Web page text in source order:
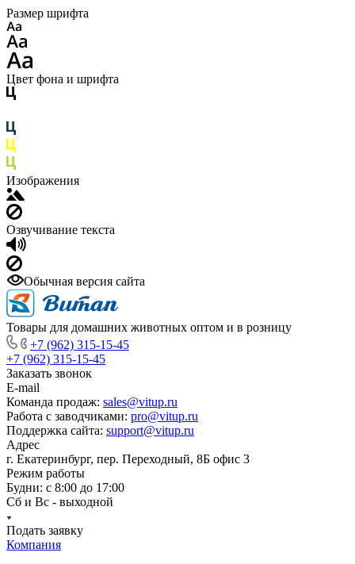
Размер шрифта
Цвет фона и шрифта
Изображения
Озвучивание текста
Обычная версия сайта
Товары для домашних животных оптом и в розницу
+7 (962) 315-15-45
+7 (962) 315-15-45
Заказать звонок
E-mail
Команда продаж: sales@vitup.ru
Работа с заводчиками: pro@vitup.ru
Поддержка сайта: support@vitup.ru
Адрес
г. Екатеринбург, пер. Переходный, 8Б офис 3
Режим работы
Будни: с 8:00 до 17:00
Сб и Вс - выходной
Подать заявку
Компания